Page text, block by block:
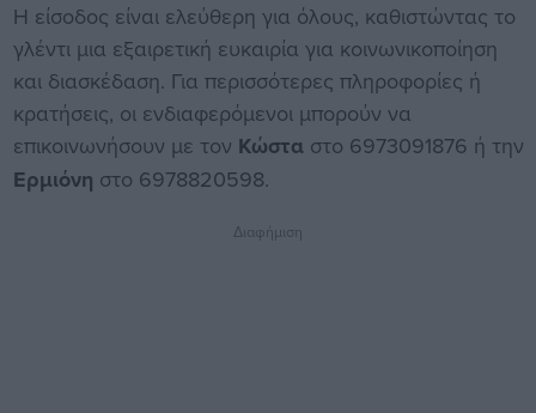
Η είσοδος είναι ελεύθερη για όλους, καθιστώντας το
γλέντι μια εξαιρετική ευκαιρία για κοινωνικοποίηση
και διασκέδαση. Για περισσότερες πληροφορίες ή
κρατήσεις, οι ενδιαφερόμενοι μπορούν να
επικοινωνήσουν με τον Κώστα στο 6973091876 ή την
Ερμιόνη στο 6978820598.
Διαφήμιση